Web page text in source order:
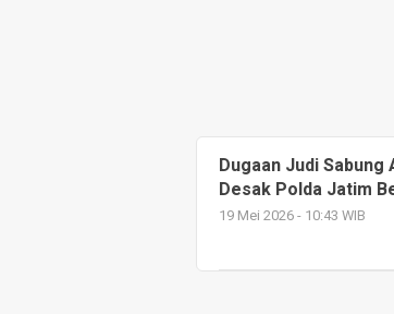
Dugaan Judi
Desak Polda Jatim
19 Mei 2026 - 10:43 WIB